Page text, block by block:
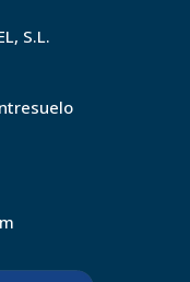
S.L.